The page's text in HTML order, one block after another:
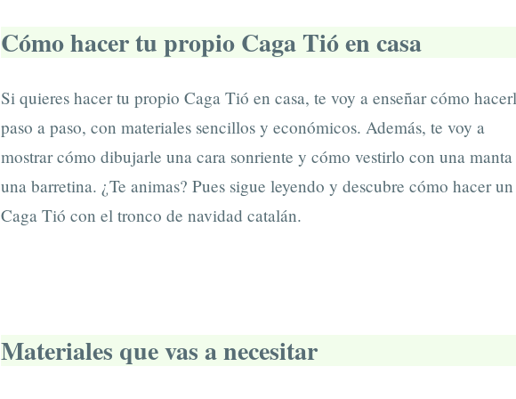
Cómo hacer tu propio Caga Tió en casa
Si quieres hacer tu propio Caga Tió en casa, te voy a enseñar cómo
paso a paso, con materiales sencillos y económicos. Además, te voy a
mostrar cómo dibujarle una cara sonriente y cómo vestirlo con una
una barretina. ¿Te animas? Pues sigue leyendo y descubre cómo hacer un
Caga Tió con el tronco de navidad catalán.
Materiales que vas a necesitar